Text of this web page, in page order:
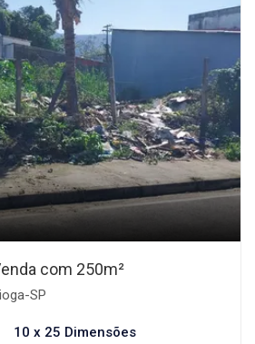
com 250m²
SP
10 x 25 Dimensões